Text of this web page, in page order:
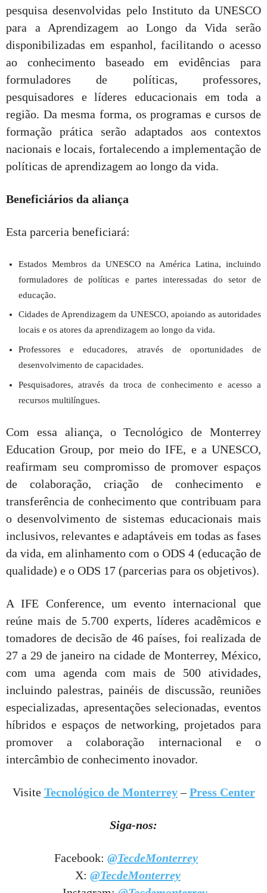
pesquisa desenvolvidas pelo Instituto da UNESCO
para a Aprendizagem ao Longo da Vida serão
disponibilizadas em espanhol, facilitando o acesso
ao conhecimento baseado em evidências para
formuladores de políticas, professores,
pesquisadores e líderes educacionais em toda a
região. Da mesma forma, os programas e cursos de
formação prática serão adaptados aos contextos
nacionais e locais, fortalecendo a implementação de
políticas de aprendizagem ao longo da vida.
Beneficiários da aliança
Esta parceria beneficiará:
Estados Membros da UNESCO na América Latina, incluindo
formuladores de políticas e partes interessadas do setor de
educação.
Cidades de Aprendizagem da UNESCO, apoiando as autoridades
locais e os atores da aprendizagem ao longo da vida.
Professores e educadores, através de oportunidades de
desenvolvimento de capacidades.
Pesquisadores, através da troca de conhecimento e acesso a
recursos multilíngues.
Com essa aliança, o Tecnológico de Monterrey
Education Group, por meio do IFE, e a UNESCO,
reafirmam seu compromisso de promover espaços
de colaboração, criação de conhecimento e
transferência de conhecimento que contribuam para
o desenvolvimento de sistemas educacionais mais
inclusivos, relevantes e adaptáveis em todas as fases
da vida, em alinhamento com o ODS 4 (educação de
qualidade) e o ODS 17 (parcerias para os objetivos).
A IFE Conference, um evento internacional que
reúne mais de 5.700 experts, líderes acadêmicos e
tomadores de decisão de 46 países, foi realizada de
27 a 29 de janeiro na cidade de Monterrey, México,
com uma agenda com mais de 500 atividades,
incluindo palestras, painéis de discussão, reuniões
especializadas, apresentações selecionadas, eventos
híbridos e espaços de networking, projetados para
promover a colaboração internacional e o
intercâmbio de conhecimento inovador.
Visite Tecnológico de Monterrey–Press Center
Siga-nos:
Facebook: @TecdeMonterrey
X: @TecdeMonterrey